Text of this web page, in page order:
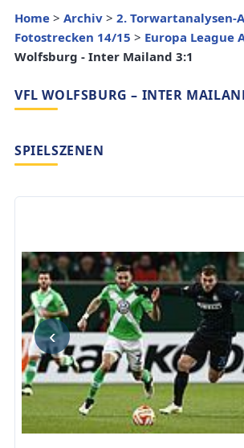
Home > Archiv > 2. Torwartanalysen-
Fotostrecken 14/15 > Europa League
Wolfsburg - Inter Mailand 3:1
VFL WOLFSBURG – INTER
SPIELSZENEN
‹